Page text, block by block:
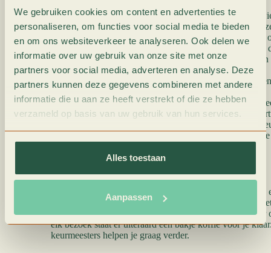
We gebruiken cookies om content en advertenties te
personaliseren, om functies voor social media te bieden
en om ons websiteverkeer te analyseren. Ook delen we
informatie over uw gebruik van onze site met onze
partners voor social media, adverteren en analyse. Deze
partners kunnen deze gegevens combineren met andere
informatie die u aan ze heeft verstrekt of die ze hebben
verzameld op basis van uw gebruik van hun services.
Alles toestaan
Aanpassen
Ophanging en wielophanging: de ophanging en
naderhand gecontroleerd om ervoor te zorgen dat
Uitlaat en emissies: milieunormen worden strikter,
verminderd moet worden. Daarom nemen we
een score aan te kennen. Controle van de uitlaat
milieunormen en de uitstoot te verminderen.
Veiligheidsgordels en airbags: veiligheidsgordels
maximale veiligheid te behouden.
APK keuringsrapport: Na de inspectie ontvang je
waarin de bevindingen staan vermeld. Als het
eisen, wordt het goedgekeurd en ontvang je een
eventuele gebreken besproken en kan
Waarom een APK in Brummen bij Dorpsgarage Elshof?
De APK in Brummen wordt uitgevoerd door onze jonge
Zij hebben oog voor alle details en zullen zich nét dat
profiteer je niet alleen van vakkundige specialisten,
elk bezoek staat er uiteraard een bakje koffie voor je
keurmeesters helpen je graag verder.